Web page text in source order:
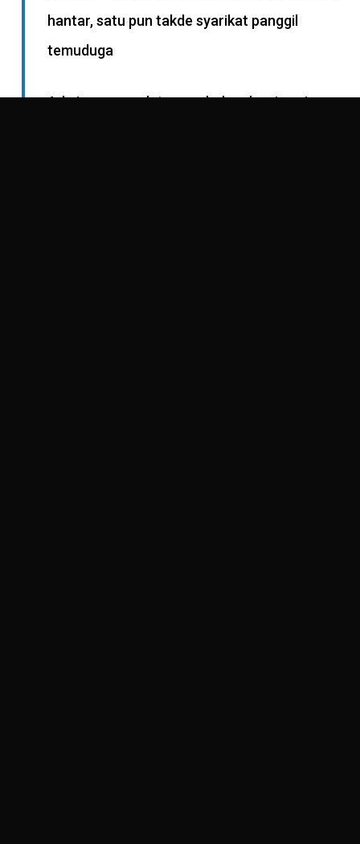
hantar, satu pun takde syarikat panggil
temuduga
Ada juga yang datang sebab nak saja saja